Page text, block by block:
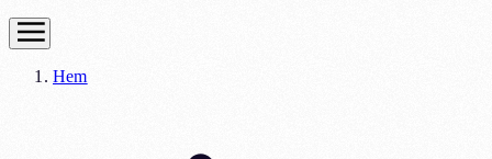
Hem